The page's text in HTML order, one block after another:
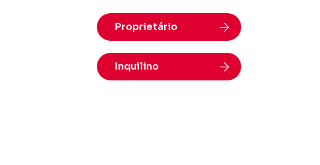
Proprietário
Inquilino